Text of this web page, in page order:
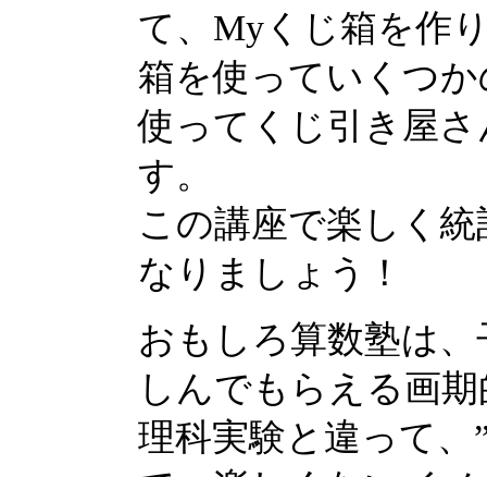
て、Myくじ箱を作
箱を使っていくつ
使ってくじ引き屋
す。
この講座で楽しく
なりましょう！
おもしろ算数塾は
しんでもらえる画
理科実験と違って、